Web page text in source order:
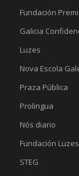
Fundación
Galicia
Luzes
Nova Escola
Praza Pública
Prolingua
Nós diario
Fundación Luzes
STEG